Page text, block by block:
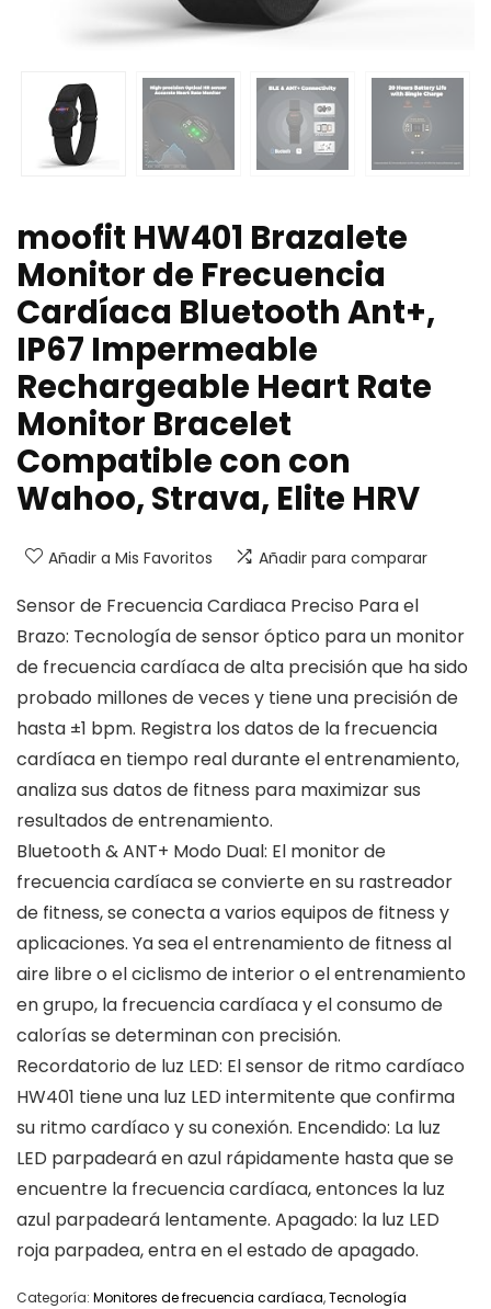
moofit HW401 Brazalete
Monitor de Frecuencia
Cardíaca Bluetooth Ant+,
IP67 Impermeable
Rechargeable Heart Rate
Monitor Bracelet
Compatible con con
Wahoo, Strava, Elite HRV
Añadir a Mis Favoritos Añadir para comparar
Sensor de Frecuencia Cardiaca Preciso Para el
Brazo: Tecnología de sensor óptico para un monitor
de frecuencia cardíaca de alta precisión que ha sido
probado millones de veces y tiene una precisión de
hasta ±1 bpm. Registra los datos de la frecuencia
cardíaca en tiempo real durante el entrenamiento,
analiza sus datos de fitness para maximizar sus
resultados de entrenamiento.
Bluetooth & ANT+ Modo Dual: El monitor de
frecuencia cardíaca se convierte en su rastreador
de fitness, se conecta a varios equipos de fitness y
aplicaciones. Ya sea el entrenamiento de fitness al
aire libre o el ciclismo de interior o el entrenamiento
en grupo, la frecuencia cardíaca y el consumo de
calorías se determinan con precisión.
Recordatorio de luz LED: El sensor de ritmo cardíaco
HW401 tiene una luz LED intermitente que confirma
su ritmo cardíaco y su conexión. Encendido: La luz
LED parpadeará en azul rápidamente hasta que se
encuentre la frecuencia cardíaca, entonces la luz
azul parpadeará lentamente. Apagado: la luz LED
roja parpadea, entra en el estado de apagado.
Categoría: Monitores de frecuencia cardíaca,Tecnología